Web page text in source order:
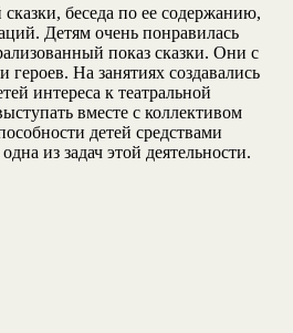
беседа по ее содержанию,
Детям очень понравилась
показ сказки. Они с
героев. На занятиях создавались
интереса к театральной
вместе с коллективом
детей средствами
из задач этой деятельности.